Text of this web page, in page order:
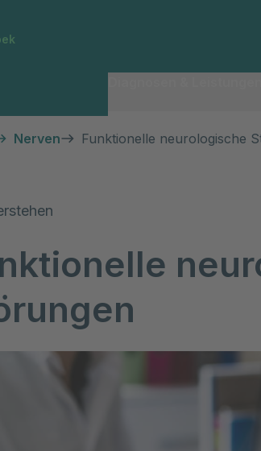
Nerven Funktionelle neurologische